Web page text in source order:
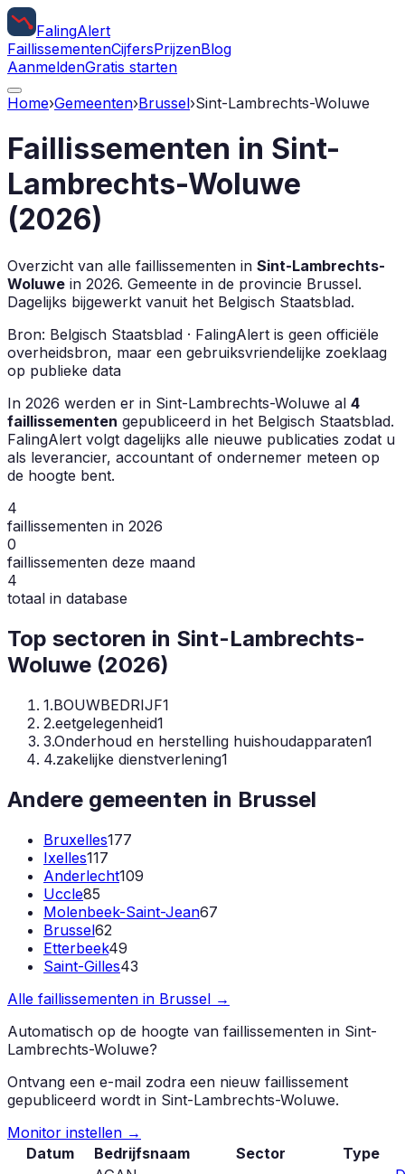
FalingAlert
FaillissementenCijfersPrijzenBlog
AanmeldenGratis starten
Home›Gemeenten›Brussel›Sint-Lambrechts-Woluwe
Faillissementen in Sint-
Lambrechts-Woluwe
(2026)
Overzicht van alle faillissementen in Sint-Lambrechts-
Woluwe in 2026. Gemeente in de provincie Brussel.
Dagelijks bijgewerkt vanuit het Belgisch Staatsblad.
Bron: Belgisch Staatsblad · FalingAlert is geen officiële
overheidsbron, maar een gebruiksvriendelijke zoeklaag
op publieke data
In 2026 werden er in Sint-Lambrechts-Woluwe al 4
faillissementen gepubliceerd in het Belgisch Staatsblad.
FalingAlert volgt dagelijks alle nieuwe publicaties zodat u
als leverancier, accountant of ondernemer meteen op
de hoogte bent.
4
faillissementen in 2026
0
faillissementen deze maand
4
totaal in database
Top sectoren in Sint-Lambrechts-
Woluwe (2026)
1.BOUWBEDRIJF1
2.eetgelegenheid1
3.Onderhoud en herstelling huishoudapparaten1
4.zakelijke dienstverlening1
Andere gemeenten in Brussel
Bruxelles177
Ixelles117
Anderlecht109
Uccle85
Molenbeek-Saint-Jean67
Brussel62
Etterbeek49
Saint-Gilles43
Alle faillissementen in Brussel →
Automatisch op de hoogte van faillissementen in Sint-
Lambrechts-Woluwe?
Ontvang een e-mail zodra een nieuw faillissement
gepubliceerd wordt in Sint-Lambrechts-Woluwe.
Monitor instellen →
Datum
Bedrijfsnaam Sector
Type